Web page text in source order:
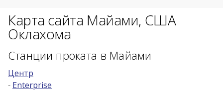
Возврат в другом месте?
Карта сайта Майами, США
Оклахома
Станции проката в Майами
Центр
- Enterprise